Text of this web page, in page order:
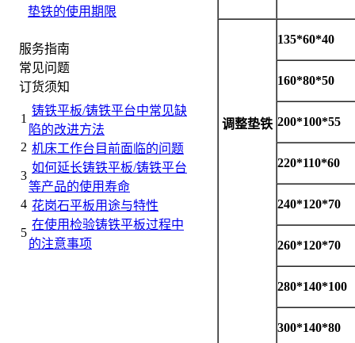
垫铁的使用期限
服务指南
常见问题
订货须知
1
铸铁平板/铸铁平台中常见缺
陷的改进方法
2 机床工作台目前面临的问题
3
如何延长铸铁平板/铸铁平台
等产品的使用寿命
4 花岗石平板用途与特性
5
在使用检验铸铁平板过程中
的注意事项
调整垫铁
135*60*40
160*80*50
200*100*55
220*110*60
240*120*70
260*120*70
280*140*100
300*140*80